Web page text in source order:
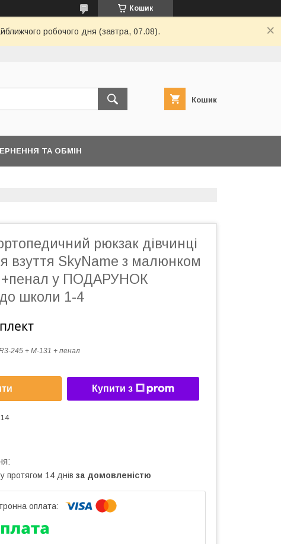
Кошик
робочого дня (завтра, 07.08).
Кошик
ТА ОБМІН
рюкзак дівчинці
взуття SkyName з малюнком
+пенал у ПОДАРУНОК
школи 1-4
245 + M-131 + пенал
Купити з
протягом 14 днів за домовленістю